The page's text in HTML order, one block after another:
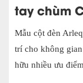
tay chùm
Mẫu cột đèn
trí cho không
hữu nhiều ưu